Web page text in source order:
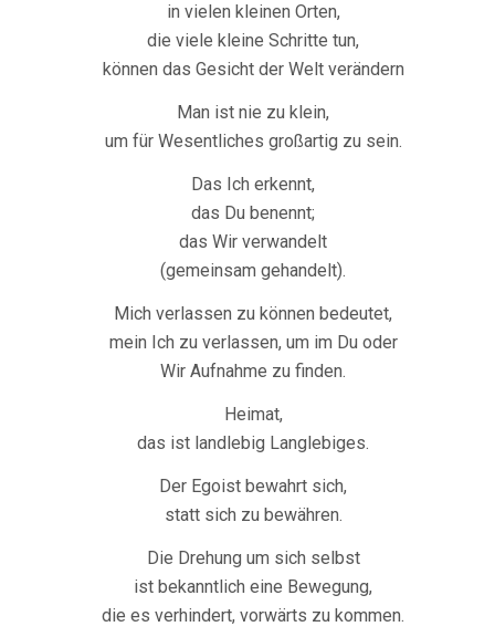
in vielen kleinen Orten,
die viele kleine Schritte tun,
können das Gesicht der Welt verändern
Man ist nie zu klein,
um für Wesentliches großartig zu sein.
Das Ich erkennt,
das Du benennt;
das Wir verwandelt
(gemeinsam gehandelt).
Mich verlassen zu können bedeutet,
mein Ich zu verlassen, um im Du oder
Wir Aufnahme zu finden.
Heimat,
das ist landlebig Langlebiges.
Der Egoist bewahrt sich,
statt sich zu bewähren.
Die Drehung um sich selbst
ist bekanntlich eine Bewegung,
die es verhindert, vorwärts zu kommen.